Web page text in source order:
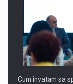
Webinar -
Investitii
Cum invatam sa